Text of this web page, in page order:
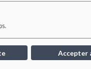
Accepter